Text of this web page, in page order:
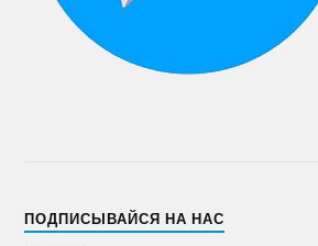
ПОДПИСЫВАЙСЯ НА НАС